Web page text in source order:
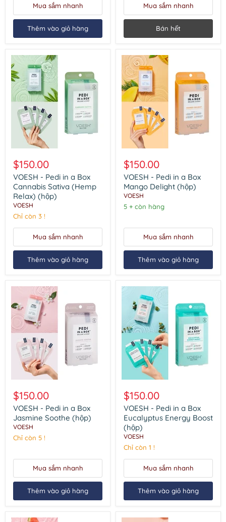
Mua sắm nhanh
Thêm vào giỏ hàng
Mua sắm nhanh
Bán hết
Pedi
in
a
Box
Cannabis
Sativa
(Hemp
$150.00
VOESH - Pedi in a Box
Cannabis Sativa (Hemp
Relax) (hộp)
VOESH
Chỉ còn 3 !
Mua sắm nhanh
Thêm vào giỏ hàng
Pedi
in
a
Box
Mango
Delight
$150.00
VOESH - Pedi in a Box
Mango Delight (hộp)
VOESH
5 + còn hàng
Mua sắm nhanh
Thêm vào giỏ hàng
Pedi
in
Box
Jasmine
Soothe
$150.00
VOESH - Pedi in a Box
Jasmine Soothe (hộp)
VOESH
Chỉ còn 5 !
Mua sắm nhanh
Thêm vào giỏ hàng
Pedi
in
a
Box
Eucalyptus
Energy
Boost
$150.00
VOESH - Pedi in a Box
Eucalyptus Energy Boost
(hộp)
VOESH
Chỉ còn 1 !
Mua sắm nhanh
Thêm vào giỏ hàng